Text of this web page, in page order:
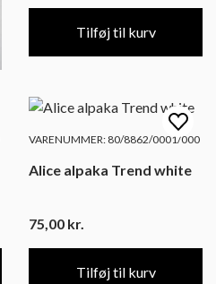
Tilføj til kurv
VARENUMMER: 80/8862/0001/000
Alice alpaka Trend white
75,00 kr.
Tilføj til kurv